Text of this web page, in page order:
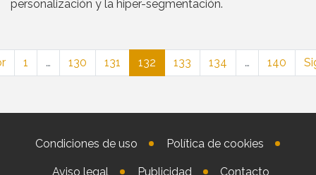
personalización y la hiper-segmentación.
1 … 130 131 132 133 134 … 140
Condiciones de uso Política de cookies
Aviso legal Publicidad Contacto